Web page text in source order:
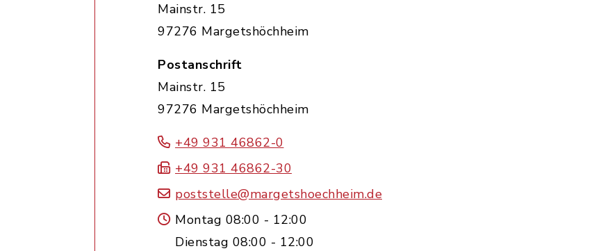
Mainstr. 15
97276 Margetshöchheim
Postanschrift
Mainstr. 15
97276 Margetshöchheim
+49 931 46862-0
+49 931 46862-30
poststelle@margetshoechheim.de
Montag 08:00 - 12:00
Dienstag 08:00 - 12:00